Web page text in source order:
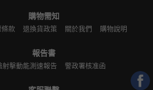
購物需知
款 退換貨政策 關於我們 購物說明
報告書
射擊動能測速報告 警政署核准函